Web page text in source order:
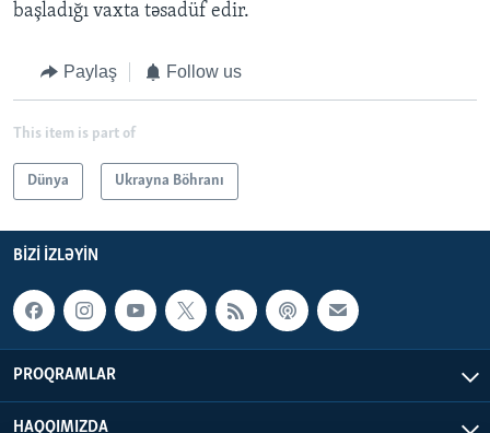
başladığı vaxta təsadüf edir.
Paylaş Follow us
This item is part of
Dünya Ukrayna Böhranı
BIZI IZLƏYIN
PROQRAMLAR
HAQQIMIZDA